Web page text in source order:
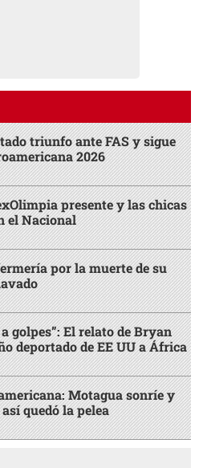
triunfo ante FAS y sigue
2026
presente y las chicas
el Nacional
por la muerte de su
golpes”: El relato de Bryan
deportado de EE UU a África
Motagua sonríe y
quedó la pelea